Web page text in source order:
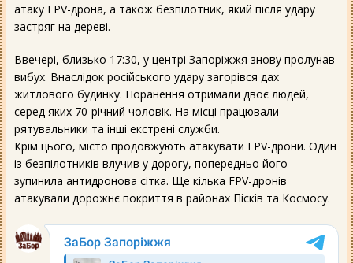
атаку FPV-дрона, а також безпілотник, який після удару
застряг на дереві.
Ввечері, близько 17:30, у центрі Запоріжжя знову пролунав
вибух. Внаслідок російського удару загорівся дах
житлового будинку. Поранення отримали двоє людей,
серед яких 70-річний чоловік. На місці працювали
рятувальники та інші екстрені служби.
Крім цього, місто продовжують атакувати FPV-дрони. Один
із безпілотників влучив у дорогу, попередньо його
зупинила антидронова сітка. Ще кілька FPV-дронів
атакували дорожнє покриття в районах Пісків та Космосу.